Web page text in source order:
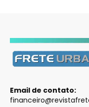
Email de contato: